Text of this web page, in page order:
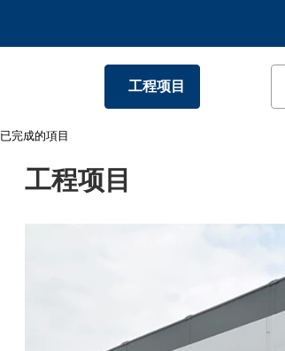
工程项目
已完成的項目
工程项目